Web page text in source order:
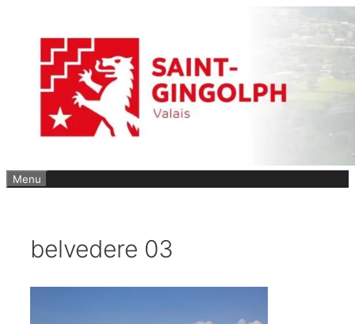
contenu
Menu
belvedere 03